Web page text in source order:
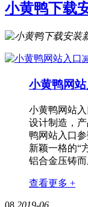
小黄鸭下载
小黄鸭网
小黄鸭网站
设计制造，
鸭网站入口
新颖一格的“
铝合金压铸
查看更多 +
08 2019-06